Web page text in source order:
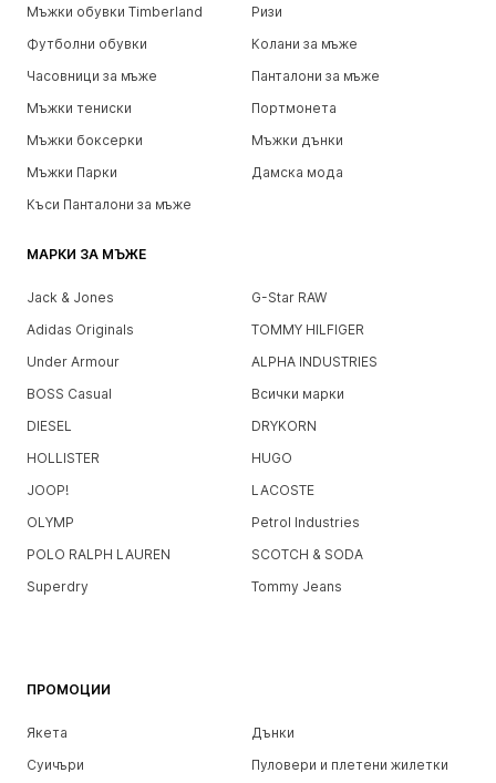
Мъжки обувки Timberland
Ризи
Футболни обувки
Колани за мъже
Часовници за мъже
Панталони за мъже
Мъжки тениски
Портмонета
Мъжки боксерки
Мъжки дънки
Мъжки Парки
Дамска мода
Къси Панталони за мъже
МАРКИ ЗА МЪЖЕ
Jack & Jones
G-Star RAW
Adidas Originals
TOMMY HILFIGER
Under Armour
ALPHA INDUSTRIES
BOSS Casual
Всички марки
DIESEL
DRYKORN
HOLLISTER
HUGO
JOOP!
LACOSTE
OLYMP
Petrol Industries
POLO RALPH LAUREN
SCOTCH & SODA
Superdry
Tommy Jeans
ПРОМОЦИИ
Якета
Дънки
Суичъри
Пуловери и плетени жилетки